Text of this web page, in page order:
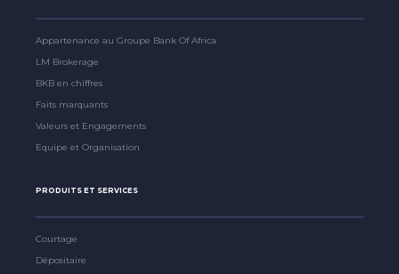
Appartenance au Groupe Bank Of Africa
LM Brokerage
BKB en chiffres
Faits marquants
Valeurs et Engagements
Equipe et Organisation
PRODUITS ET SERVICES
Courtage
Dépositaire